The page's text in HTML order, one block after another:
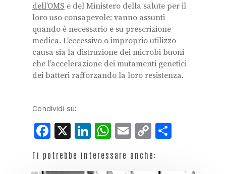
dell’OMS e del Ministero della salute per il
loro uso consapevole: vanno assunti
quando è necessario e su prescrizione
medica. L’eccessivo o improprio utilizzo
causa sia la distruzione dei microbi buoni
che l’accelerazione dei mutamenti genetici
dei batteri rafforzando la loro resistenza.
Condividi su:
Facebook
X LinkedIn
WhatsApp
Email
Copy
Ti potrebbe interessare anche: